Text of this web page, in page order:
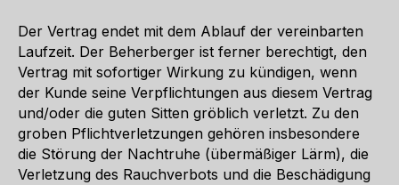
Der Vertrag endet mit dem Ablauf der vereinbarten
Laufzeit. Der Beherberger ist ferner berechtigt, den
Vertrag mit sofortiger Wirkung zu kündigen, wenn
der Kunde seine Verpflichtungen aus diesem Vertrag
und/oder die guten Sitten gröblich verletzt. Zu den
groben Pflichtverletzungen gehören insbesondere
die Störung der Nachtruhe (übermäßiger Lärm), die
Verletzung des Rauchverbots und die Beschädigung